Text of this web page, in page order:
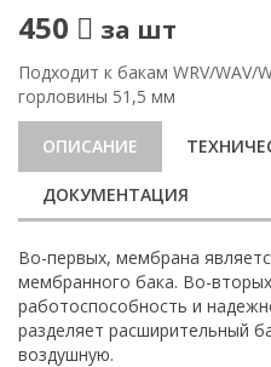
450 за шт
Подходит к бакам WRV/WAV/
горловины 51,5 мм
ОПИСАНИЕ
ДОКУМЕНТАЦИЯ
Во-первых, мембрана
мембранного бака. Во-
работоспособность и
разделяет расширительный
воздушную.